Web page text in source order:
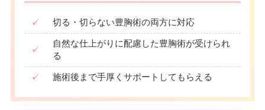
✓ 切る・切らない豊胸術の両方に対応
✓
自然な仕上がりに配慮した豊胸術が受けられ
る
✓ 施術後まで手厚くサポートしてもらえる